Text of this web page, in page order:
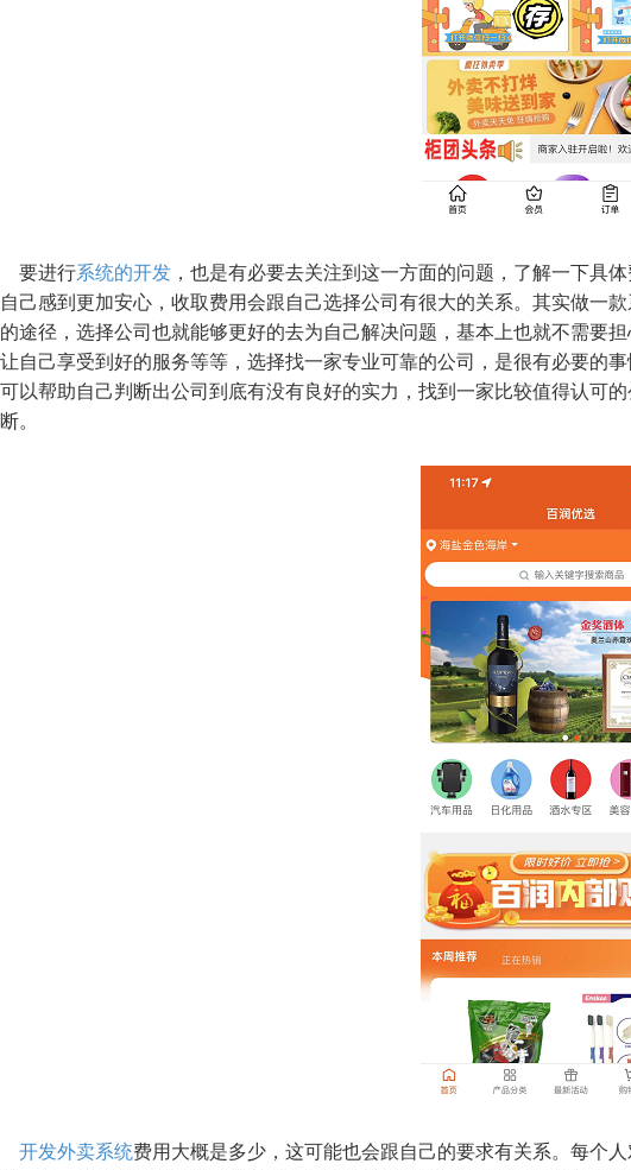
要进行系统的开发 ，也是有必要去关注到这一方面的问题，了解一下具
自己感到更加安心，收取费用会跟自己选择公司有很大的关系。其实做一
的途径，选择公司也就能够更好的去为自己解决问题，基本上也就不需要
让自己享受到好的服务等等，选择找一家专业可靠的公司，是很有必要的
可以帮助自己判断出公司到底有没有良好的实力，找到一家比较值得认可
断。
开发外卖系统费用大概是多少，这可能也会跟自己的要求有关系。每个